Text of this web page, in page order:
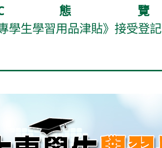
態
覽
學生學習用品津貼》接受登記